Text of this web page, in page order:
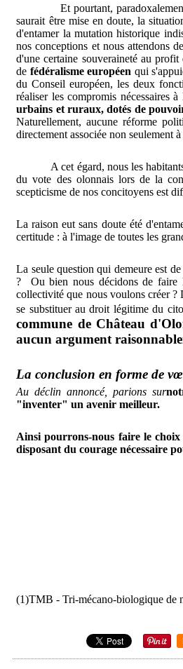
Et pourtant,
saurait être mise en doute, la
d'entamer la mutation historique
nos conceptions et nous attendons
d'une certaine souveraineté au
de fédéralisme européen qui
du Conseil européen, les deux
réaliser les compromis nécessaires
urbains et ruraux, dotés de
Naturellement, aucune réforme
directement associée non seulement
A cet égard, nous les
du vote des olonnais lors de la
scepticisme de nos concitoyens est
La raison eut sans doute été
certitude : à l'image de toutes les
La seule question qui demeure est
?
Ou bien nous décidons de
collectivité que nous voulons créer ?
se substituer au droit légitime du
commune de Château
aucun argument
La conclusion en forme de
Au déclin annoncé, parions sur
"inventer" un avenir meilleur.
Ainsi pourrons-nous faire le
disposant du courage nécessaire
(1)TMB - Tri-mécano-biologique de